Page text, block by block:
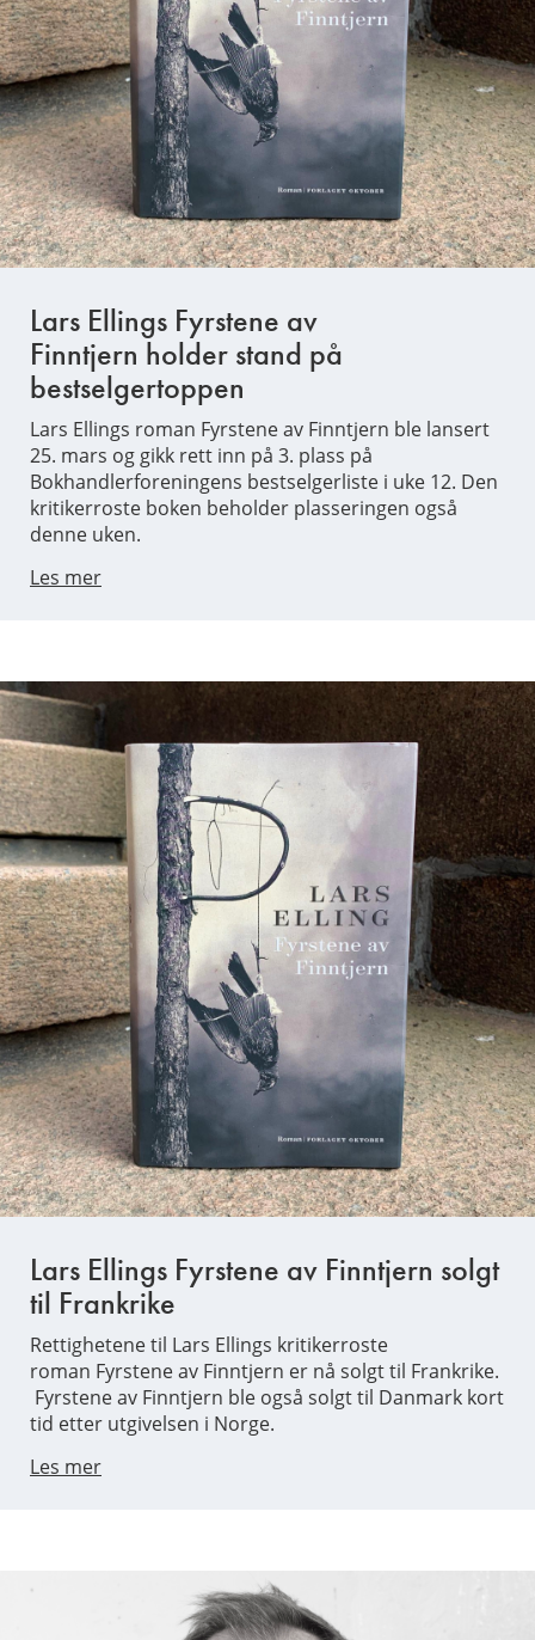
Lars Ellings Fyrstene av
Finntjern holder stand på
bestselgertoppen
Lars Ellings roman Fyrstene av Finntjern ble lansert
25. mars og gikk rett inn på 3. plass på
Bokhandlerforeningens bestselgerliste i uke 12. Den
kritikerroste boken beholder plasseringen også
denne uken.
Les mer
Lars Ellings Fyrstene av Finntjern solgt
til Frankrike
Rettighetene til Lars Ellings kritikerroste
roman Fyrstene av Finntjern er nå solgt til Frankrike.
Fyrstene av Finntjern ble også solgt til Danmark kort
tid etter utgivelsen i Norge.
Les mer